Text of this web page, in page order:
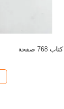
دليل تعليم الطلاب المدرسيين كتاب 768 صفحة